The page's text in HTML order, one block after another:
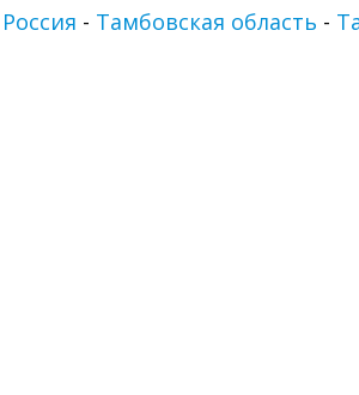
Россия - Тамбовская область -